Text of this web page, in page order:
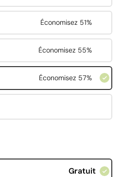
Économisez 51%
Économisez 55%
Économisez 57%
Gratuit